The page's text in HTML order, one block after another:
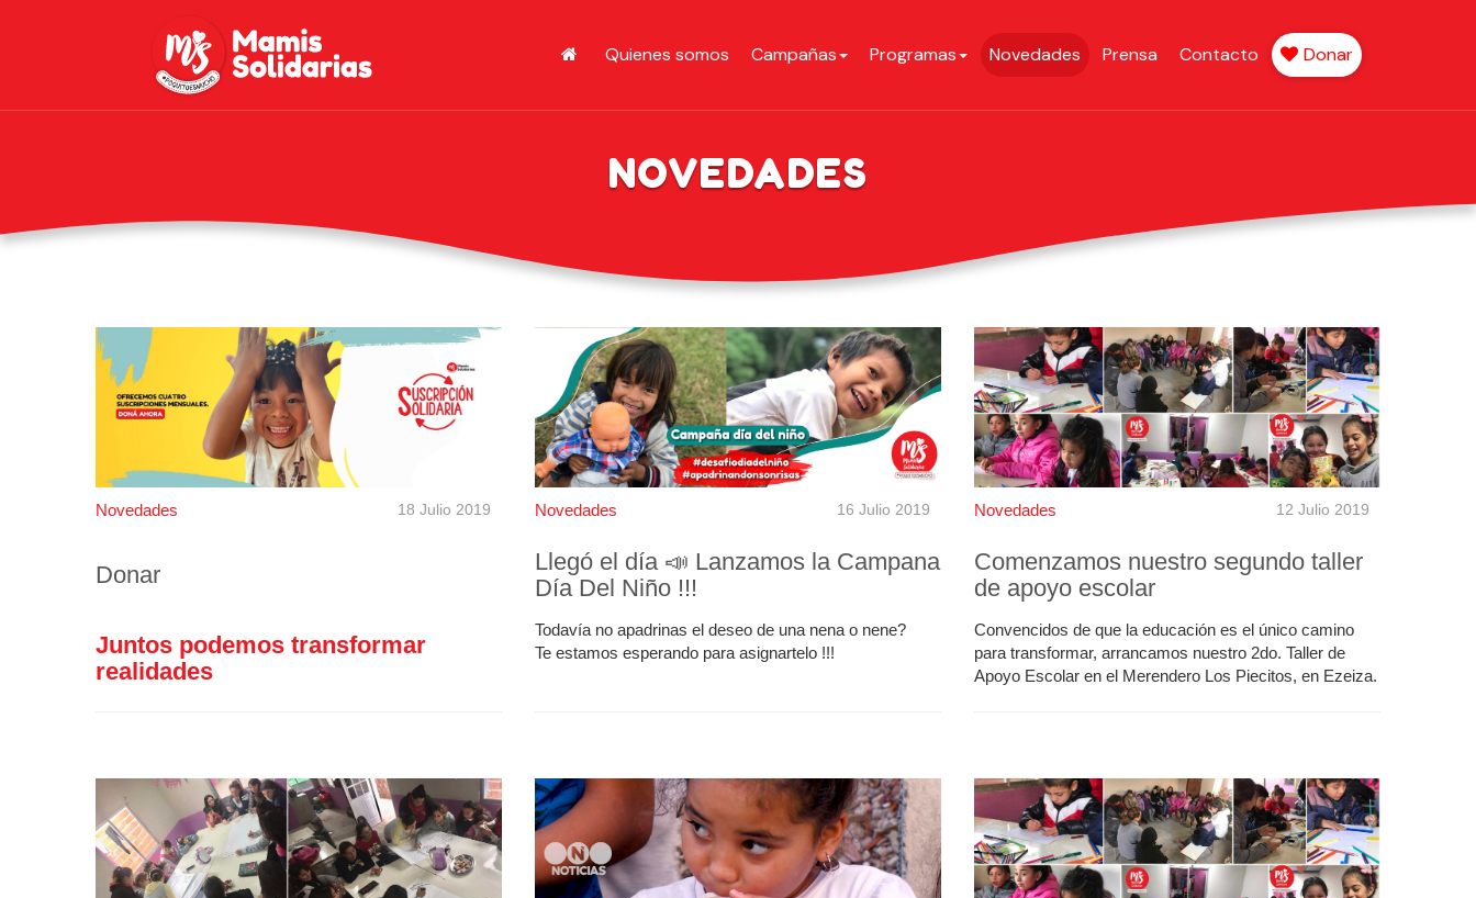
Quienes somos Campañas Programas Novedades Prensa Contacto Donar
NOVEDADES
Novedades 18 Julio 2019
Donar
Juntos podemos transformar
realidades
Novedades 16 Julio 2019
Llegó el día 📣 Lanzamos la Campana
Día Del Niño !!!
Todavía no apadrinas el deseo de una nena o nene?
Te estamos esperando para asignartelo !!!
Novedades 12 Julio 2019
Comenzamos nuestro segundo taller
de apoyo escolar
Convencidos de que la educación es el único camino
para transformar, arrancamos nuestro 2do. Taller de
Apoyo Escolar en el Merendero Los Piecitos, en Ezeiza.